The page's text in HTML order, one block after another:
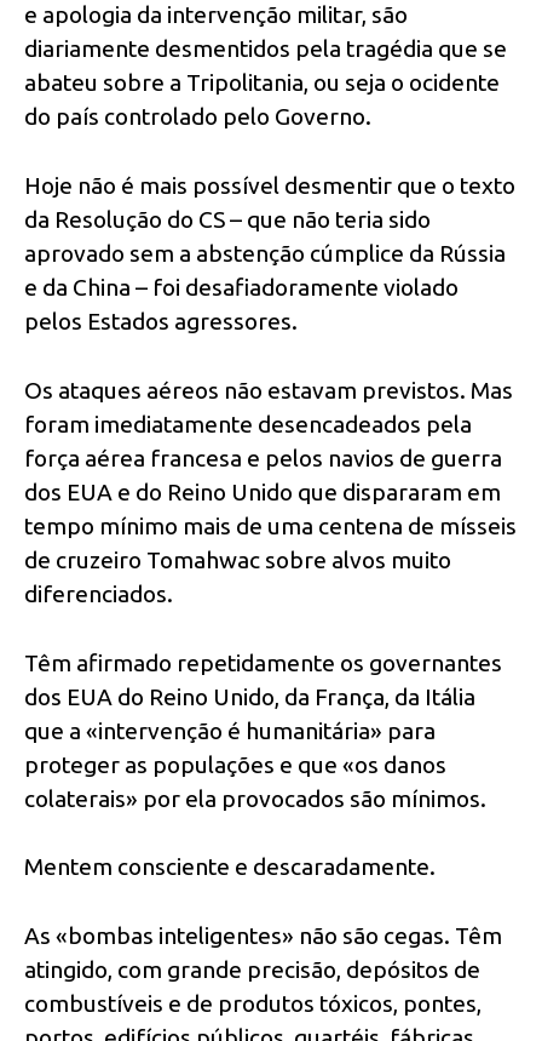
e apologia da intervenção militar, são
diariamente desmentidos pela tragédia que se
abateu sobre a Tripolitania, ou seja o ocidente
do país controlado pelo Governo.
Hoje não é mais possível desmentir que o texto
da Resolução do CS – que não teria sido
aprovado sem a abstenção cúmplice da Rússia
e da China – foi desafiadoramente violado
pelos Estados agressores.
Os ataques aéreos não estavam previstos. Mas
foram imediatamente desencadeados pela
força aérea francesa e pelos navios de guerra
dos EUA e do Reino Unido que dispararam em
tempo mínimo mais de uma centena de mísseis
de cruzeiro Tomahwac sobre alvos muito
diferenciados.
Têm afirmado repetidamente os governantes
dos EUA do Reino Unido, da França, da Itália
que a «intervenção é humanitária» para
proteger as populações e que «os danos
colaterais» por ela provocados são mínimos.
Mentem consciente e descaradamente.
As «bombas inteligentes» não são cegas. Têm
atingido, com grande precisão, depósitos de
combustíveis e de produtos tóxicos, pontes,